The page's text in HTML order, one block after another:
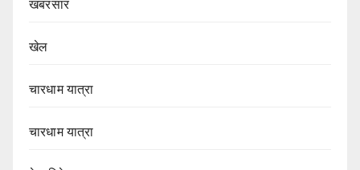
खबरसार
खेल
चारधाम यात्रा
चारधाम यात्रा